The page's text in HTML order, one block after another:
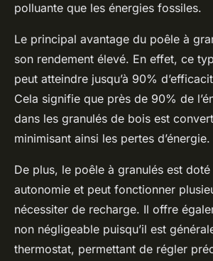
polluante que les énergies fossiles.
Le principal avantage du poêle à
son rendement élevé. En effet, ce
peut atteindre jusqu’à 90%
Cela signifie que près de 90% de
dans les granulés de bois est
minimisant ainsi les pertes d’énergie.
De plus, le poêle à granulés est doté
autonomie et peut fonctionner
nécessiter de recharge. Il offre
non négligeable puisqu’il est
thermostat, permettant de régler